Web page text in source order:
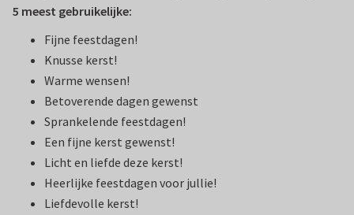
5 meest gebruikelijke:
Fijne feestdagen!
Knusse kerst!
Warme wensen!
Betoverende dagen gewenst
Sprankelende feestdagen!
Een fijne kerst gewenst!
Licht en liefde deze kerst!
Heerlijke feestdagen voor jullie!
Liefdevolle kerst!